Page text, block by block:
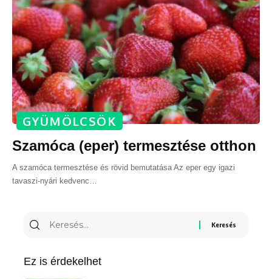
GYÜMÖLCSÖK
Szamóca (eper) termesztése otthon
A szamóca termesztése és rövid bemutatása Az eper egy igazi
tavaszi-nyári kedvenc
Ez is érdekelhet